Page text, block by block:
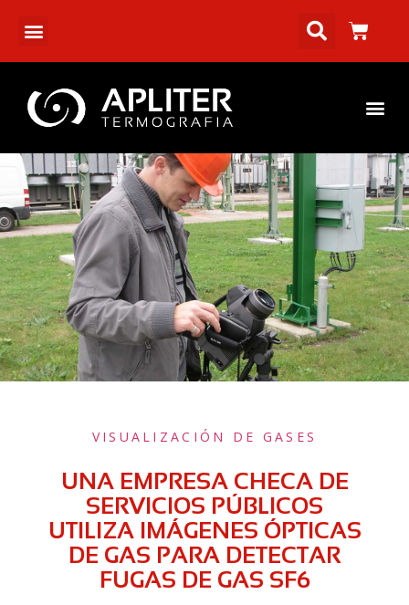
VISUALIZACIÓN DE GASES
UNA EMPRESA CHECA DE
SERVICIOS PÚBLICOS
UTILIZA IMÁGENES ÓPTICAS
DE GAS PARA DETECTAR
FUGAS DE GAS SF6